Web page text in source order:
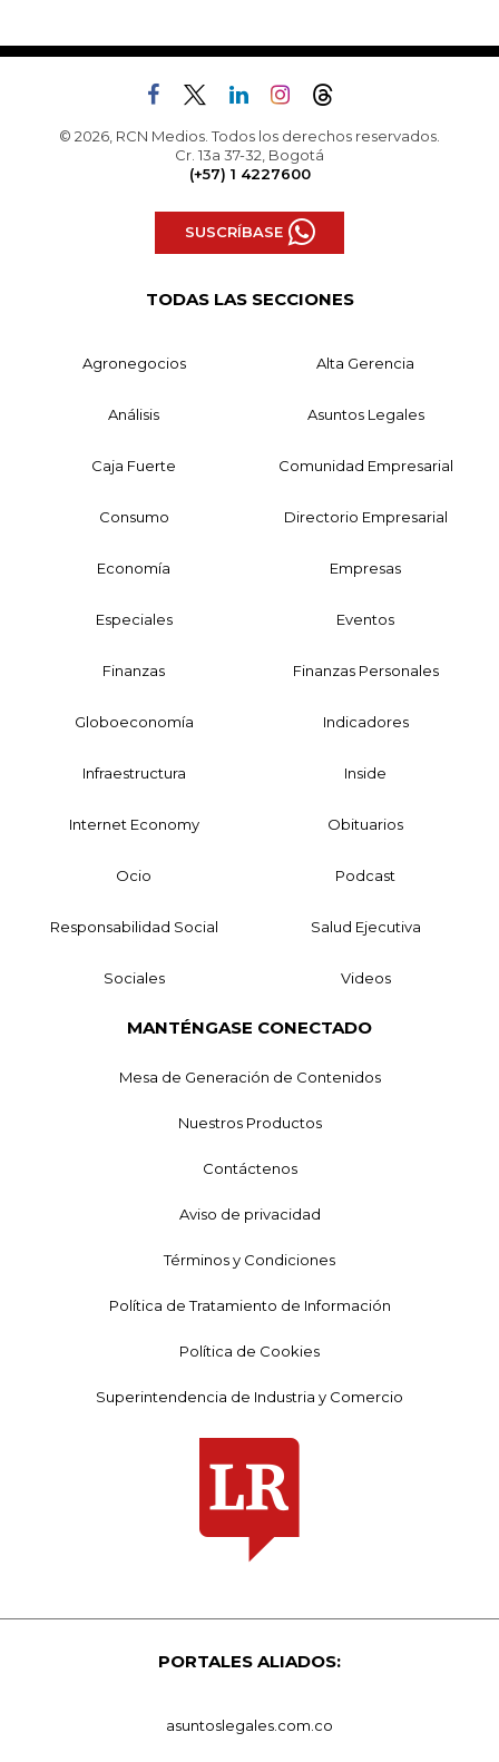
© 2026, RCN Medios. Todos los derechos reservados.
Cr. 13a 37-32, Bogotá
(+57) 1 4227600
SUSCRÍBASE
TODAS LAS SECCIONES
Agronegocios Alta Gerencia
Análisis Asuntos Legales
Caja Fuerte Comunidad Empresarial
Consumo Directorio Empresarial
Economía Empresas
Especiales Eventos
Finanzas Finanzas Personales
Globoeconomía Indicadores
Infraestructura Inside
Internet Economy Obituarios
Ocio Podcast
Responsabilidad Social Salud Ejecutiva
Sociales Videos
MANTÉNGASE CONECTADO
Mesa de Generación de Contenidos
Nuestros Productos
Contáctenos
Aviso de privacidad
Términos y Condiciones
Política de Tratamiento de Información
Política de Cookies
Superintendencia de Industria y Comercio
PORTALES ALIADOS:
asuntoslegales.com.co